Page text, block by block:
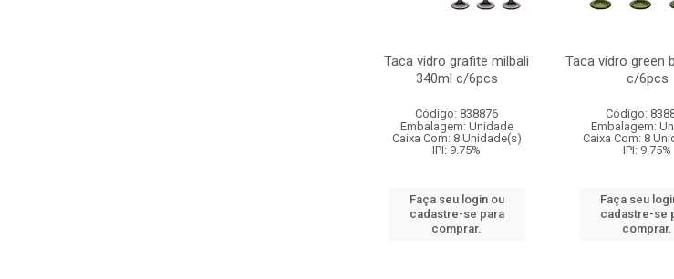
Taca vidro grafite milbali
340ml c/6pcs
Código: 838876
Embalagem: Unidade
Caixa Com: 8 Unidade(s)
IPI: 9.75%
Faça seu login ou
cadastre-se para
comprar.
Taca vidro green
c/6pcs
Código:
Embalagem:
Caixa Com: 8
IPI: 9.75%
Faça seu
cadastre-se
comprar.